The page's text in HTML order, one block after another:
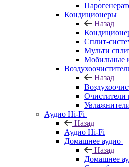
Кондиционеры
Назад
Сплит-
Мульти
Мобильные
Назад
Очистители
Аудио Hi-Fi
Назад
Аудио Hi-Fi
Домашнее аудио
Назад
Домашнее